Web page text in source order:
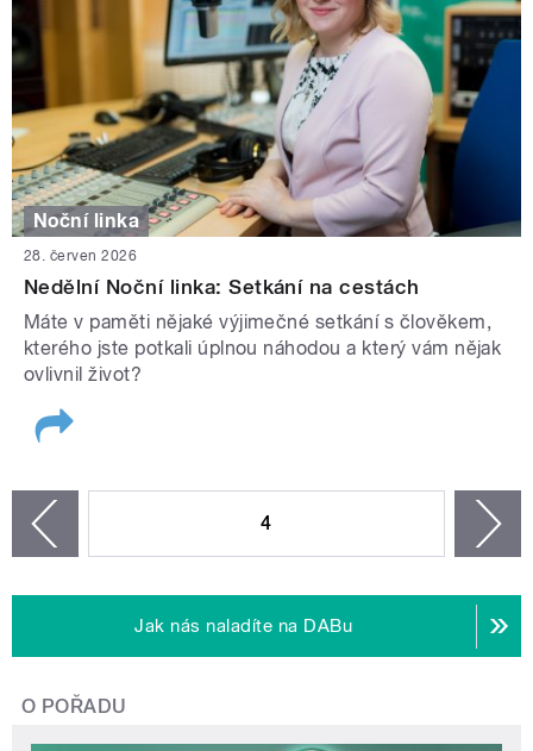
Noční linka
28. červen 2026
Nedělní Noční linka: Setkání na cestách
Máte v paměti nějaké výjimečné setkání s člověkem,
kterého jste potkali úplnou náhodou a který vám nějak
ovlivnil život?
4
Jak nás naladíte na DABu
O POŘADU